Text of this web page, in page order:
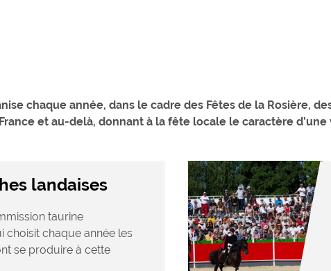
chaque année, dans le cadre des Fêtes de la Rosière,
et au-delà, donnant à la fête locale le caractère
landaises
taurine
choisit chaque année les
se produire à cette